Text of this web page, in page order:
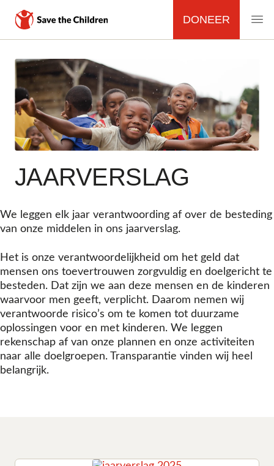
Overslaan
naar
inhoud
gaan
MAIN
DONEER
JAARVERSLAG
We leggen elk jaar verantwoording af over de besteding
van onze middelen in ons jaarverslag.
Het is onze verantwoordelijkheid om het geld dat
mensen ons toevertrouwen zorgvuldig en doelgericht te
besteden. Dat zijn we aan deze mensen en de kinderen
waarvoor men geeft, verplicht. Daarom nemen wij
verantwoorde risico’s om te komen tot duurzame
oplossingen voor en met kinderen. We leggen
rekenschap af van onze plannen en onze activiteiten
naar alle doelgroepen. Transparantie vinden wij heel
belangrijk.